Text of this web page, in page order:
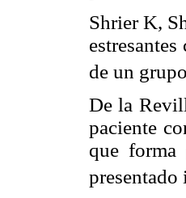
Shrier K,
de un
De la
paciente
que forma